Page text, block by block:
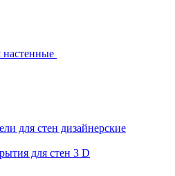
для стен дизайнерские
для стен 3 D